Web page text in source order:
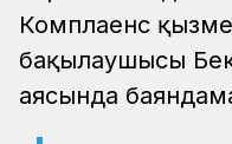
Комплаенс
бақылаушысы
аясында